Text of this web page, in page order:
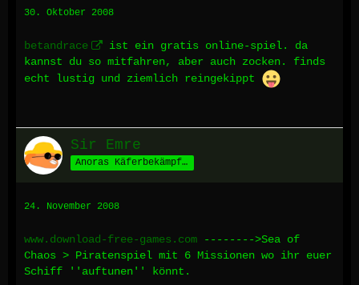
30. Oktober 2008
betandrace
ist ein gratis online-spiel. da
kannst du so mitfahren, aber auch zocken. finds
echt lustig und ziemlich reingekippt
Sir Emre
Anoras Käferbekämpfer
24. November 2008
www.download-free-games.com -------->Sea of
Chaos > Piratenspiel mit 6 Missionen wo ihr euer
Schiff ''auftunen'' könnt.